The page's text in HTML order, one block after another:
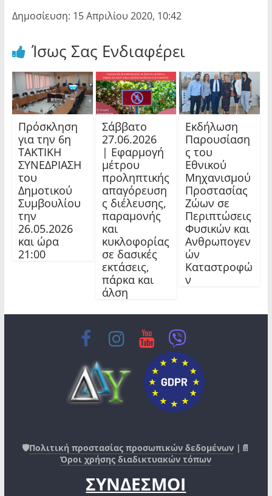
Δημοσίευση: 15 Απριλίου 2020, 10:42
Ίσως Σας Ενδιαφέρει
Πρόσκληση
για την 6η
ΤΑΚΤΙΚΗ
ΣΥΝΕΔΡΙΑΣΗ
του
Δημοτικού
Συμβουλίου
την
26.05.2026
και ώρα
21:00
Σάββατο
27.06.2026
| Εφαρμογή
μέτρου
προληπτικής
απαγόρευση
ς διέλευσης,
παραμονής
και
κυκλοφορίας
σε δασικές
εκτάσεις,
πάρκα και
άλση
Εκδήλωση
Παρουσίαση
ς του
Εθνικού
Μηχανισμού
Προστασίας
Ζώων σε
Περιπτώσεις
Φυσικών και
Ανθρωπογεν
ών
Καταστροφώ
ν
🛡️Πολιτική προστασίας προσωπικών δεδομένων |📄
Όροι χρήσης διαδικτυακών τόπων
ΣΥΝΔΕΣΜΟΙ